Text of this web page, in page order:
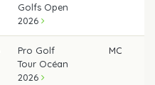
Golfs Open
2026
Pro Golf
Tour Océan
2026
MC